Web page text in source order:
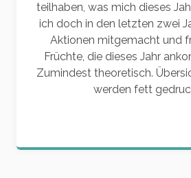
teilhaben, was mich dieses
ich doch in den letzten zwei
Aktionen mitgemacht und
Früchte, die dieses Jahr
Zumindest theoretisch.
werden fett